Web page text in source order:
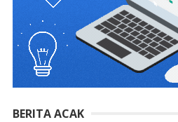
BERITA ACAK